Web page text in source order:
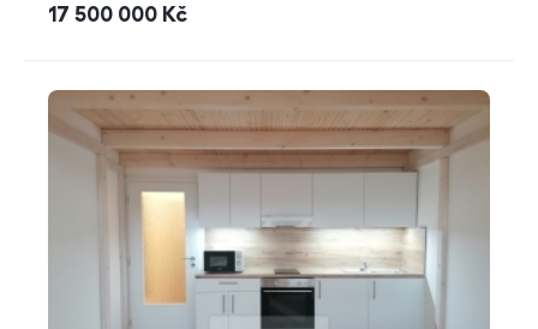
cena
17 500 000 Kč